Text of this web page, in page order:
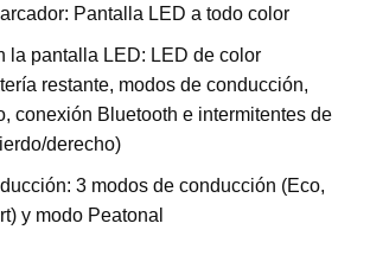
Pantalla LED a todo color
la pantalla LED: LED de color
restante, modos de conducción,
conexión Bluetooth e intermitentes de
derecho)
3 modos de conducción (Eco,
y modo Peatonal